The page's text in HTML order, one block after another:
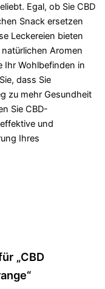
Egal, ob Sie CBD
Snack ersetzen
Leckereien bieten
Aromen
Ihr Wohlbefinden in
dass Sie
zu mehr Gesundheit
Sie CBD-
und
Ihres
„CBD